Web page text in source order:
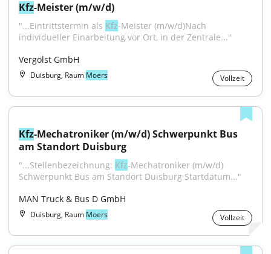
Kfz-Meister (m/w/d)
"...Eintrittstermin als Kfz-Meister (m/w/d)Nach
individueller Einarbeitung vor Ort, in der Zentrale..."
Vergölst GmbH
Duisburg, Raum Moers Vollzeit
Kfz-Mechatroniker (m/w/d) Schwerpunkt Bus
am Standort Duisburg
"...Stellenbezeichnung: Kfz-Mechatroniker (m/w/d)
Schwerpunkt Bus am Standort Duisburg Startdatum..."
MAN Truck & Bus D GmbH
Duisburg, Raum Moers Vollzeit